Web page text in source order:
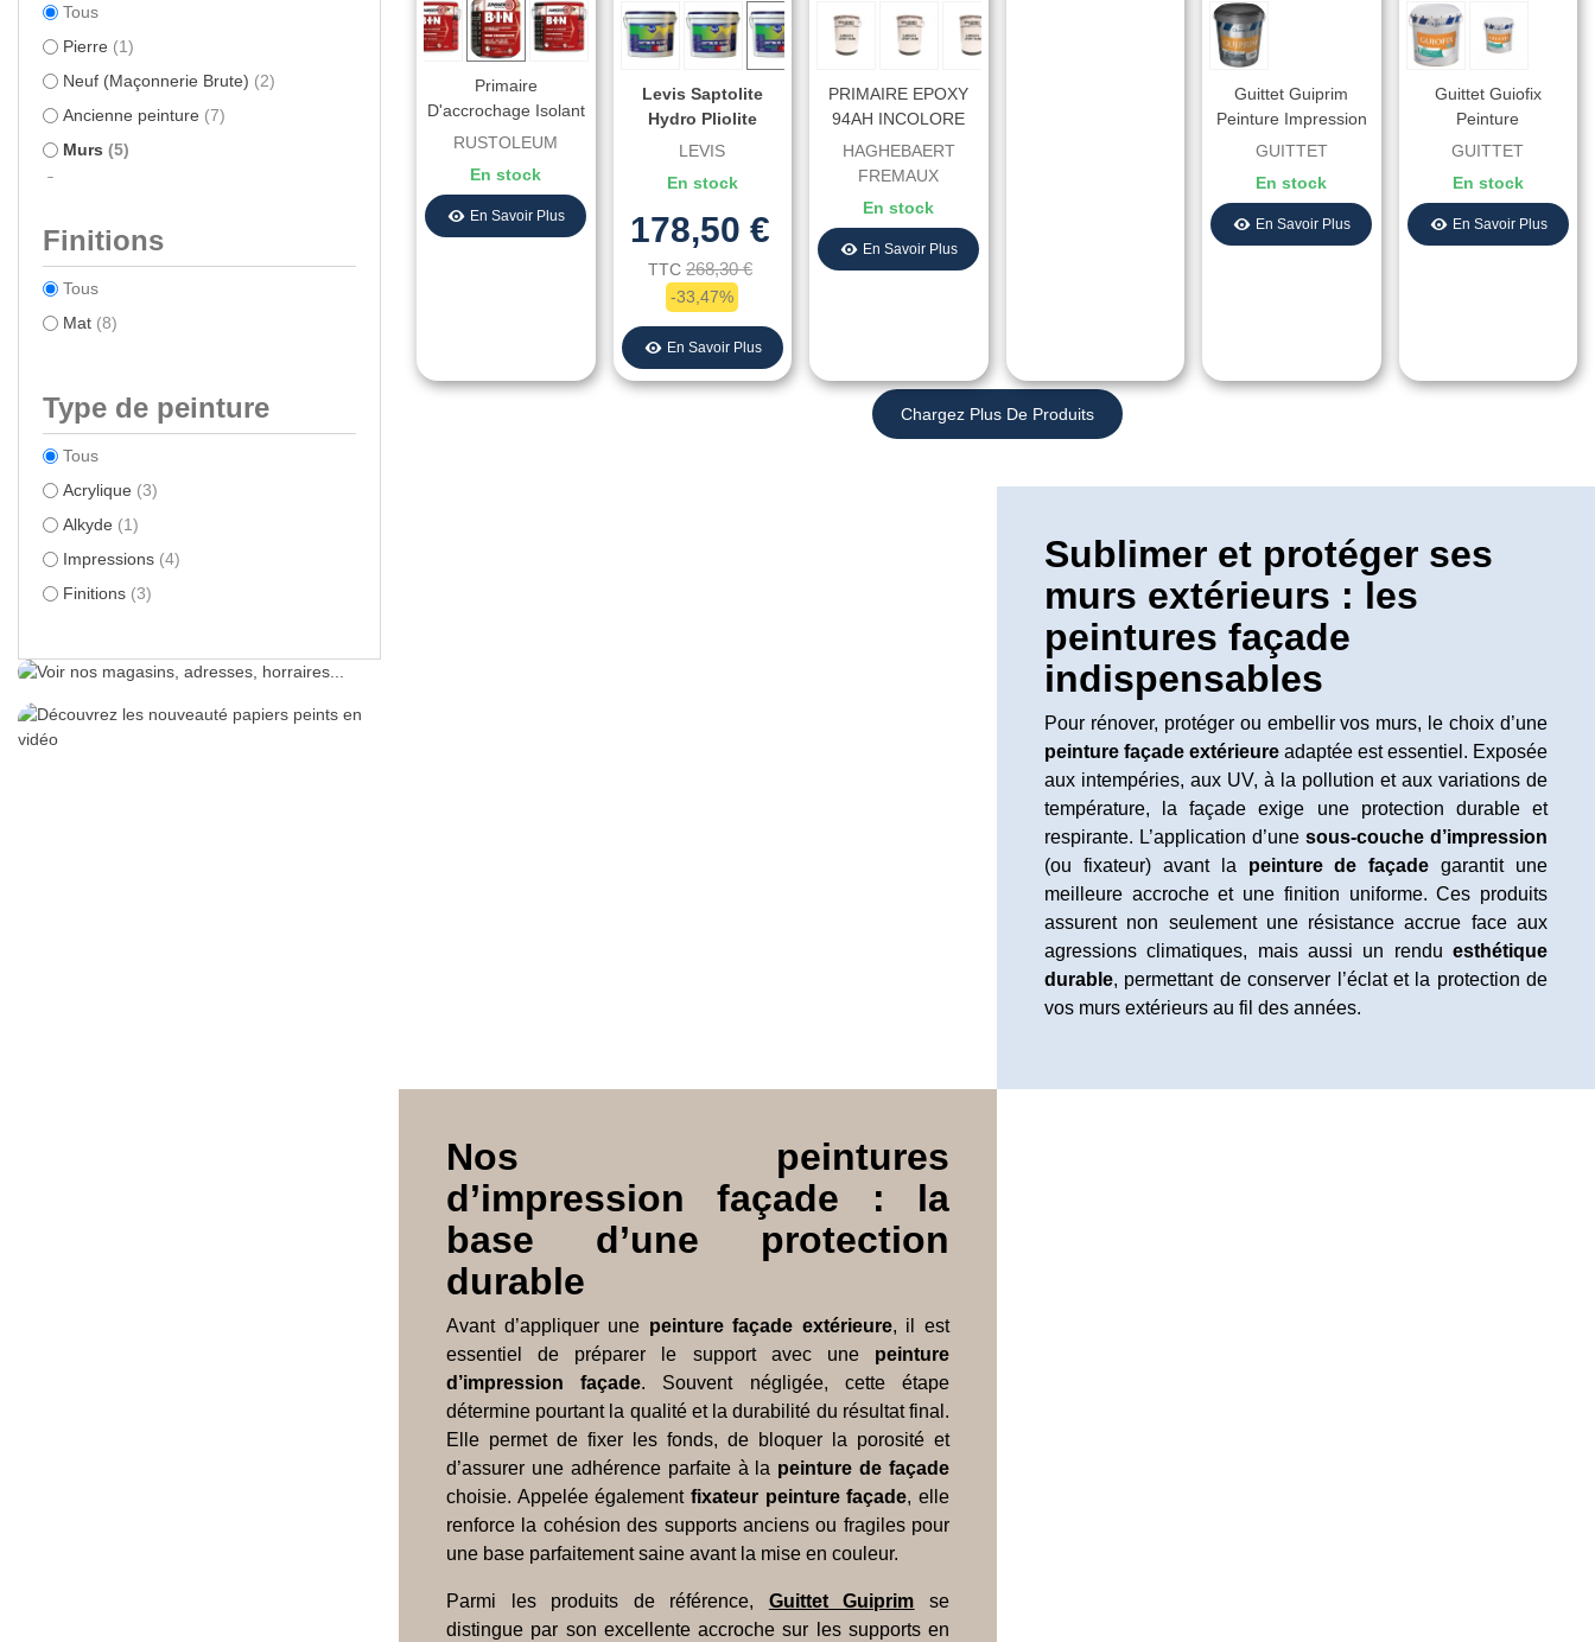
Tous
Pierre (1)
Neuf (Maçonnerie Brute) (2)
Ancienne peinture (7)
Murs (5)
Ciment(5)
Portes
Sols(1)
Plâtre
(3)
PVC
Surfaces peintes
Murs/Murettes/Façades..
Finitions
Tous
Mat (8)
Type de peinture
Tous
Acrylique (3)
Alkyde (1)
Impressions (4)
Finitions (3)
Primaire
D'accrochage Isolant
Taches Zinsser BIN
RUSTOLEUM
En stock
En Savoir Plus
Levis Saptolite
Hydro Pliolite
Peinture Mate Pour
LEVIS
En stock
178,50 €
TTC 268,30 €
-33,47%
En Savoir Plus
PRIMAIRE EPOXY
94AH INCOLORE
HAGHEBAERT
FREMAUX
En stock
En Savoir Plus
Guittet Guiprim
Peinture Impression
Façade Acrylique
15L
GUITTET
En stock
En Savoir Plus
Guittet Guiofix
Peinture
D’impression
GUITTET
En stock
En Savoir Plus
Chargez Plus De Produits
Sublimer et protéger ses
murs extérieurs : les
peintures façade
indispensables
Pour rénover, protéger ou embellir vos murs, le choix d’une
peinture façade extérieure adaptée est essentiel. Exposée
aux intempéries, aux UV, à la pollution et aux variations de
température, la façade exige une protection durable et
respirante. L’application d’une sous-couche d’impression
(ou fixateur) avant la peinture de façade garantit une
meilleure accroche et une finition uniforme. Ces produits
assurent non seulement une résistance accrue face aux
agressions climatiques, mais aussi un rendu esthétique
durable, permettant de conserver l’éclat et la protection de
vos murs extérieurs au fil des années.
Nos peintures
d’impression façade : la
base d’une protection
durable
Avant d’appliquer une peinture façade extérieure, il est
essentiel de préparer le support avec une peinture
d’impression façade. Souvent négligée, cette étape
détermine pourtant la qualité et la durabilité du résultat final.
Elle permet de fixer les fonds, de bloquer la porosité et
d’assurer une adhérence parfaite à la peinture de façade
choisie. Appelée également fixateur peinture façade, elle
renforce la cohésion des supports anciens ou fragiles pour
une base parfaitement saine avant la mise en couleur.
Parmi les produits de référence, Guittet Guiprim se
distingue par son excellente accroche sur les supports en